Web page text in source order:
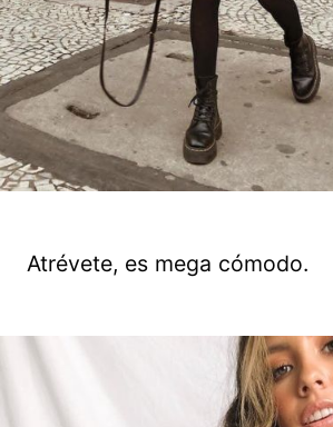
Atrévete, es mega cómodo.